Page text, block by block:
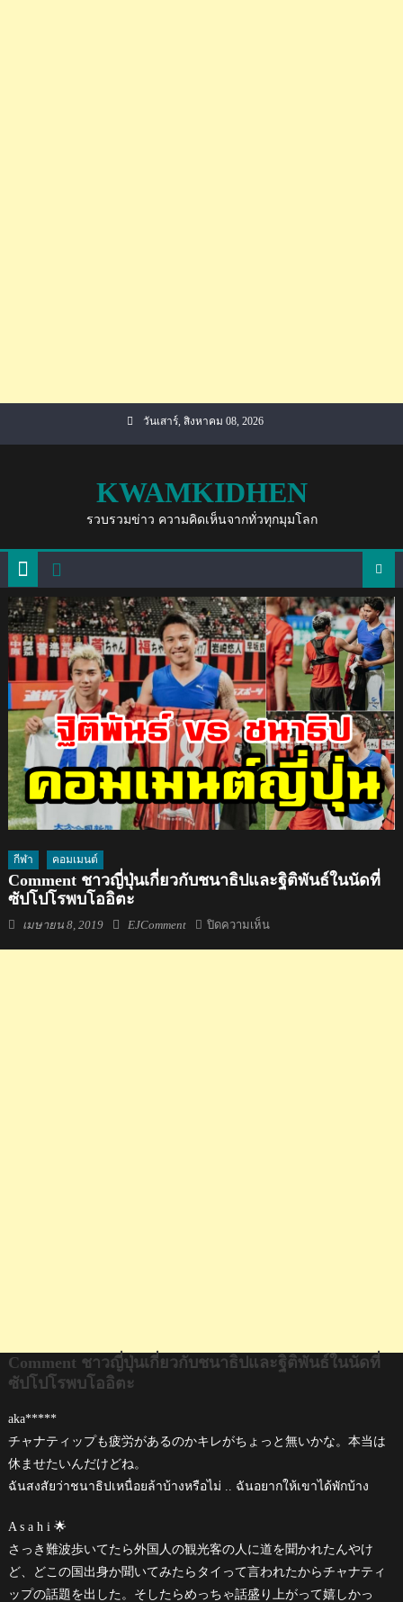
วันเสาร์, สิงหาคม 08, 2026
KWAMKIDHEN
รวบรวมข่าว ความคิดเห็นจากทั่วทุกมุมโลก
กีฬา คอมเมนต์
Comment ชาวญี่ปุ่นเกี่ยวกับชนาธิปและฐิติพันธ์ในนัดที่
ซัปโปโรพบโออิตะ
Posted
เมษายน 8, 2019 Author
EJComment ปิดความเห็นบน
Comment ชาวญี่ปุ่นเกี่ยวกับชนาธิปและฐิติพันธ์ในนัดที่
ซัปโปโรพบโออิตะ
aka*****
チャナティップも疲労があるのかキレがちょっと無いかな。本当は
休ませたいんだけどね。
ฉันสงสัยว่าชนาธิปเหนื่อยล้าบ้างหรือไม่ .. ฉันอยากให้เขาได้พักบ้าง
A s a h i 🌟
さっき難波歩いてたら外国人の観光客の人に道を聞かれたんやけ
ど、どこの国出身か聞いてみたらタイって言われたからチャナティ
ップの話題を出した。そしたらめっちゃ話盛り上がって嬉しかっ